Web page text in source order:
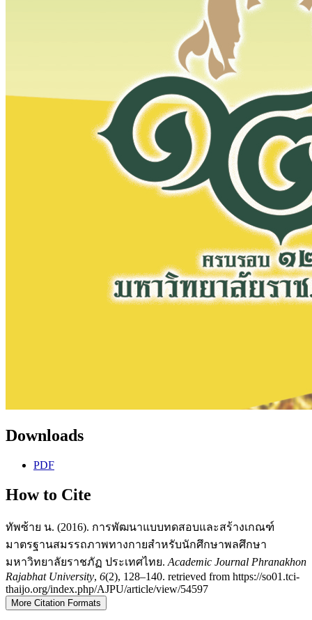
Downloads
PDF
How to Cite
ทัพซ้าย น. (2016). การพัฒนาแบบทดสอบและสร้างเกณฑ์
มาตรฐานสมรรถภาพทางกายสำหรับนักศึกษาพลศึกษา
มหาวิทยาลัยราชภัฏ ประเทศไทย. Academic Journal Phranakhon
Rajabhat University, 6(2), 128–140. retrieved from https://so01.tci-
thaijo.org/index.php/AJPU/article/view/54597
More Citation Formats